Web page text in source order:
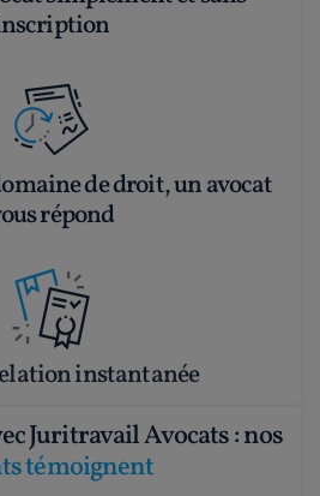
de droit, un avocat
répond
instantanée
Juritravail Avocats : nos
témoignent